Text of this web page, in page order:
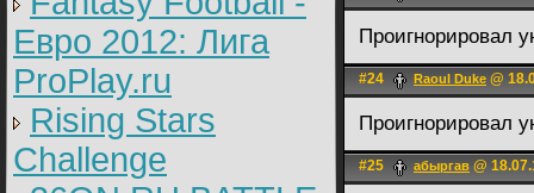
Евро 2012: Лига
ProPlay.ru
Rising Stars
Challenge
Проигнорировал
#24 Raoul Duke @
Проигнорировал
#25 абыргав @